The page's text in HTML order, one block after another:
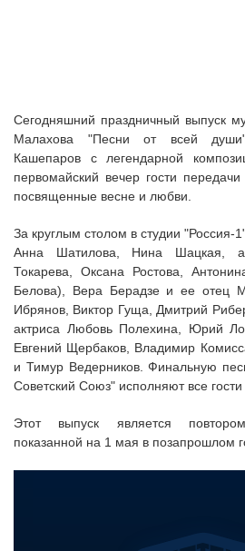
Сегодняшний праздничный выпуск
Малахова "Песни от всей души"
Кашепаров с легендарной
первомайский вечер гости передачи
посвященные весне и любви.
За круглым столом в студии "Россия-
Анна Шатилова, Нина Шацкая,
Токарева, Оксана Ростова,
Белова), Вера Берадзе и ее отец
Ибрянов, Виктор Гуща, Дмитрий
актриса Любовь Полехина, Юрий
Евгений Щербаков, Владимир
и Тимур Ведерников. Финальную
Советский Союз" исполняют все гости
Этот выпуск является
показанной на 1 мая в позапрошлом